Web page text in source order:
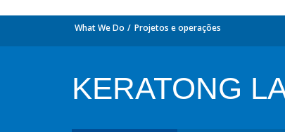
What We Do Projetos e operações
KERATONG